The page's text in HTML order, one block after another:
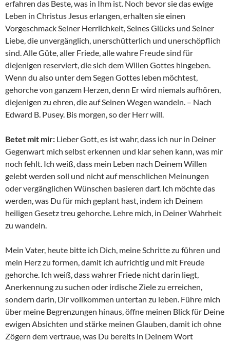
erfahren das Beste, was in Ihm ist. Noch bevor sie das ewige
Leben in Christus Jesus erlangen, erhalten sie einen
Vorgeschmack Seiner Herrlichkeit, Seines Glücks und Seiner
Liebe, die unvergänglich, unerschütterlich und unerschöpflich
sind. Alle Güte, aller Friede, alle wahre Freude sind für
diejenigen reserviert, die sich dem Willen Gottes hingeben.
Wenn du also unter dem Segen Gottes leben möchtest,
gehorche von ganzem Herzen, denn Er wird niemals aufhören,
diejenigen zu ehren, die auf Seinen Wegen wandeln. – Nach
Edward B. Pusey. Bis morgen, so der Herr will.
Betet mit mir: Lieber Gott, es ist wahr, dass ich nur in Deiner
Gegenwart mich selbst erkennen und klar sehen kann, was mir
noch fehlt. Ich weiß, dass mein Leben nach Deinem Willen
gelebt werden soll und nicht auf menschlichen Meinungen
oder vergänglichen Wünschen basieren darf. Ich möchte das
werden, was Du für mich geplant hast, indem ich Deinem
heiligen Gesetz treu gehorche. Lehre mich, in Deiner Wahrheit
zu wandeln.
Mein Vater, heute bitte ich Dich, meine Schritte zu führen und
mein Herz zu formen, damit ich aufrichtig und mit Freude
gehorche. Ich weiß, dass wahrer Friede nicht darin liegt,
Anerkennung zu suchen oder irdische Ziele zu erreichen,
sondern darin, Dir vollkommen untertan zu leben. Führe mich
über meine Begrenzungen hinaus, öffne meinen Blick für Deine
ewigen Absichten und stärke meinen Glauben, damit ich ohne
Zögern dem vertraue, was Du bereits in Deinem Wort